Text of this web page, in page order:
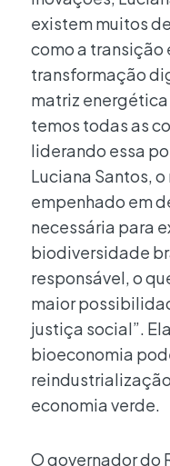
existem muitos
como a transição
transformação
matriz energética
temos todas as
liderando essa
Luciana Santos,
empenhado em
necessária para
biodiversidade
responsável, o
maior
justiça social”.
bioeconomia
economia verde.
O governador do